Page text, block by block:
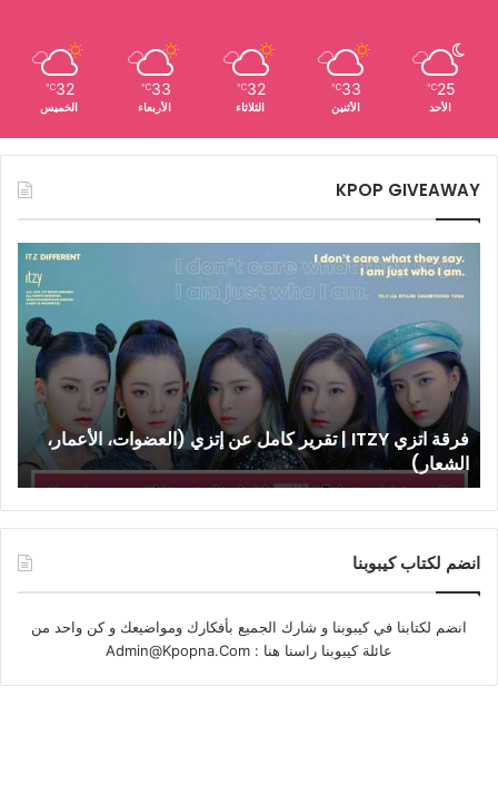
25
℃
الأحد
33
℃
الأثنين
32
℃
الثلاثاء
33
℃
الأربعاء
32
℃
الخميس
KPOP GIVEAWAY
فرقة
اتزي
ITZY
تقرير
كامل
عن
(العضوات،
الأعمار،
الشعار)
فرقة اتزي ITZY | تقرير كامل عن إتزي (العضوات، الأعمار،
الشعار)
انضم لكتاب كيبوبنا
انضم لكتابنا في كيبوبنا و شارك الجميع بأفكارك ومواضيعك و كن واحد من
عائلة كيبوبنا راسنا هنا : Admin@Kpopna.Com